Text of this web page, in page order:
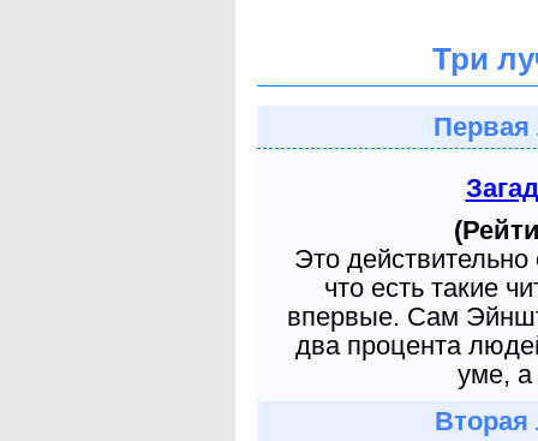
Три
Первая
Это
что есть такие
впервые. Сам
два процента
уме, а
Вторая